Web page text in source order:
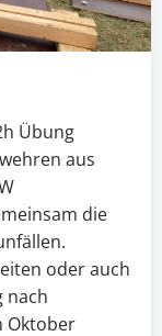
Übung
aus
die
oder auch
nach
Oktober